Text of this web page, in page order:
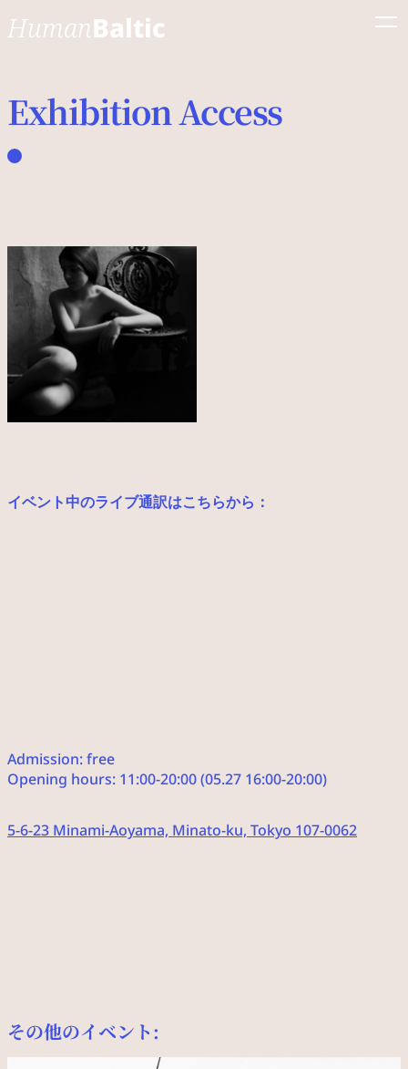
HumanBaltic
展覧会について
イベント
「バルトの道」のアプ
リ
ニュース
ショップ
日本語
Exhibition Access
イベント中のライブ通訳はこちらから：
Admission: free
Opening hours: 11:00-20:00 (05.27 16:00-20:00)
5-6-23 Minami-Aoyama, Minato-ku, Tokyo 107-0062
その他のイベント: